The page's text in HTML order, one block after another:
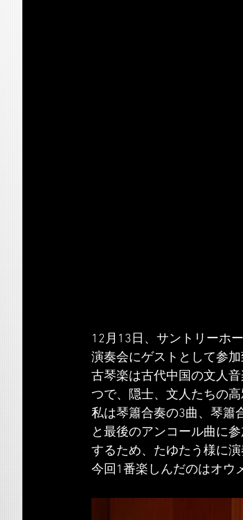
12月13日、サントリーホ
演奏会にゲストとして参加
古琴楽は古代中国の文人
つで、隠士、文人たちの
私は琴簫合奏の3曲、琴簫
と最後のアンコール曲に
するため、たゆたう様に
今回1番楽しんだのはオウ